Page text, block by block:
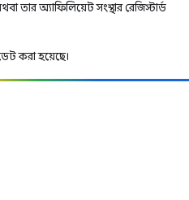
অ্যাফিলিয়েট সংস্থার রেজিস্টার্ড
করা হয়েছে।